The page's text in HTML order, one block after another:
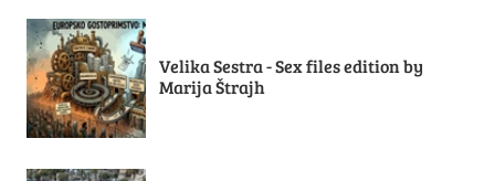
Velika Sestra - Sex files edition by
Marija Štrajh